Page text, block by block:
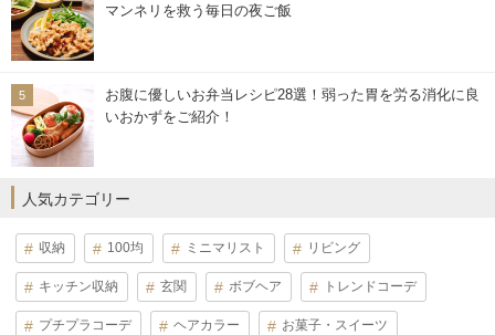
マンネリを救う毎日の夜ご飯
お腹に優しいお弁当レシピ28選！弱った胃を労る消化に良
いおかずをご紹介！
人気カテゴリー
収納 100均 ミニマリスト リビング
キッチン収納 玄関 ボブヘア トレンドコーデ
プチプラコーデ ヘアカラー お菓子・スイーツ